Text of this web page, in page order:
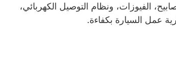
الفيوزات، ونظام التوصيل الكهربائي،
عمل السيارة بكفاءة.